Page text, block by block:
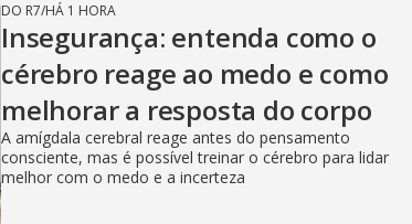
DO R7/HÁ 1 HORA
Insegurança: entenda como o
cérebro reage ao medo e como
melhorar a resposta do corpo
A amígdala cerebral reage antes do pensamento
consciente, mas é possível treinar o cérebro para lidar
melhor com o medo e a incerteza